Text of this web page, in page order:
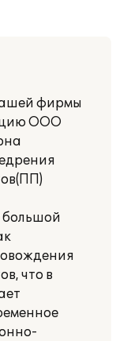
фирмы
ООО
большой
что в